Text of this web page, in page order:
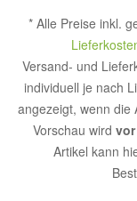
* Alle Preise inkl.
Versand- und
individuell je nach
angezeigt, wenn die
Vorschau wird vor
Artikel kann